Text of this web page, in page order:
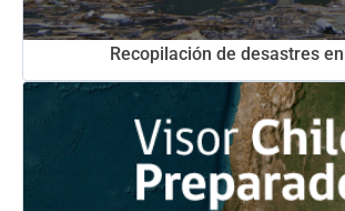
Recopilación de desastres